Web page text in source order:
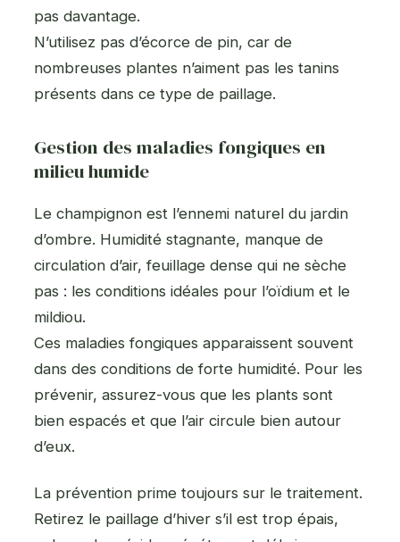
pas davantage.
N’utilisez pas d’écorce de pin, car de
nombreuses plantes n’aiment pas les tanins
présents dans ce type de paillage.
Gestion des maladies fongiques en
milieu humide
Le champignon est l’ennemi naturel du jardin
d’ombre. Humidité stagnante, manque de
circulation d’air, feuillage dense qui ne sèche
pas : les conditions idéales pour l’oïdium et le
mildiou.
Ces maladies fongiques apparaissent souvent
dans des conditions de forte humidité. Pour les
prévenir, assurez-vous que les plants sont
bien espacés et que l’air circule bien autour
d’eux.
La prévention prime toujours sur le traitement.
Retirez le paillage d’hiver s’il est trop épais,